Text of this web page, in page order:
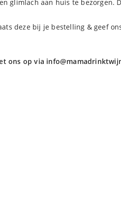
glimlach aan huis te bezorgen.
deze bij je bestelling & geef
ons op via